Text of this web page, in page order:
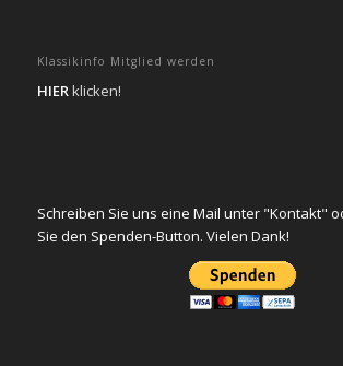
Klassikinfo Mitglied werden
HIERklicken!
Schreiben Sie uns eine Mail unter "Kontakt"
Sie den Spenden-Button. Vielen Dank!